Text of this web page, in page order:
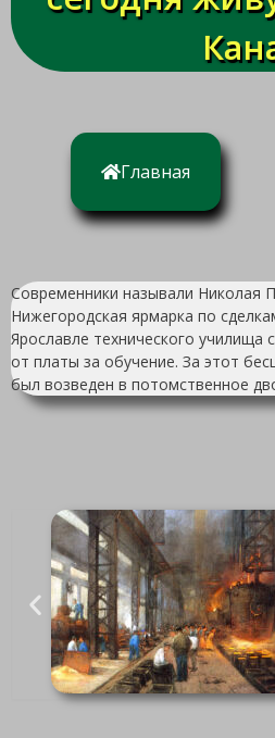
Главная
Современники называли Николая
Нижегородская ярмарка по
Ярославле технического
от платы за обучение. За этот
был возведен в потомственное